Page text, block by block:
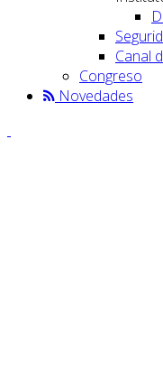
Canal
Congreso
Novedades